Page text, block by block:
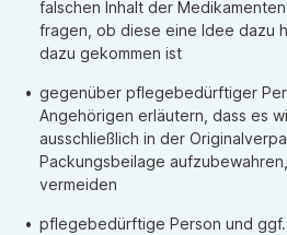
falschen Inhalt der
fragen, ob diese eine Idee dazu
dazu gekommen ist
gegenüber pflegebedürftiger
Angehörigen erläutern, dass es
ausschließlich in der
Packungsbeilage
vermeiden
pflegebedürftige Person und